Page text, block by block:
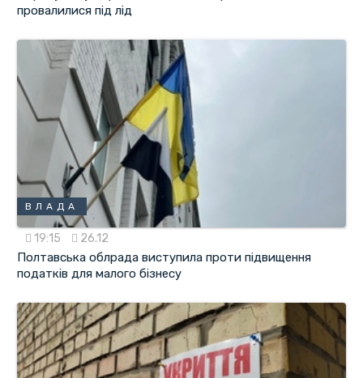
провалилися під лід
ВЛАДА
19:15 26.12
Полтавська облрада виступила проти підвищення
податків для малого бізнесу